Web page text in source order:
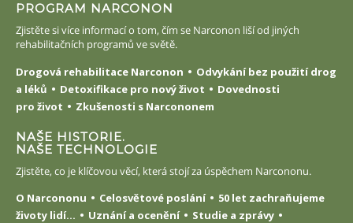
PROGRAM NARCONON
Zjistěte si více informací o tom, čím se Narconon liší od jiných
rehabilitačních programů ve světě.
Drogová rehabilitace Narconon
Odvykání bez použití drog
a léků
Detoxifikace pro nový život
Dovednosti
pro život
Zkušenosti s Narcononem
NAŠE HISTORIE.
NAŠE TECHNOLOGIE
Zjistěte, co je klíčovou věcí, která stojí za úspěchem Narcononu.
O Narcononu
Celosvětové poslání
50 let zachraňujeme
životy lidí...
Uznání a ocenění
Studie a zprávy